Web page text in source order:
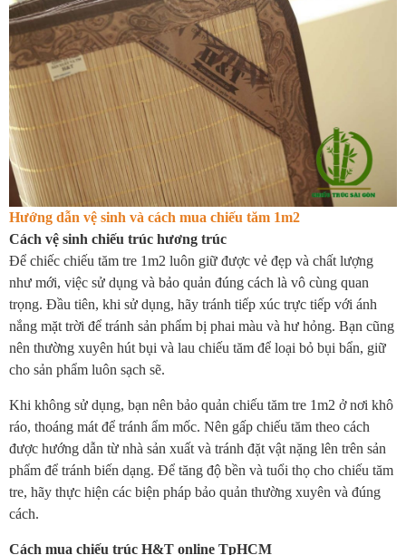
Hướng dẫn vệ sinh và cách mua chiếu tăm 1m2
Cách vệ sinh chiếu trúc hương trúc
Để chiếc chiếu tăm tre 1m2 luôn giữ được vẻ đẹp và chất lượng
như mới, việc sử dụng và bảo quản đúng cách là vô cùng quan
trọng. Đầu tiên, khi sử dụng, hãy tránh tiếp xúc trực tiếp với ánh
nắng mặt trời để tránh sản phẩm bị phai màu và hư hỏng. Bạn cũng
nên thường xuyên hút bụi và lau chiếu tăm để loại bỏ bụi bẩn, giữ
cho sản phẩm luôn sạch sẽ.
Khi không sử dụng, bạn nên bảo quản chiếu tăm tre 1m2 ở nơi khô
ráo, thoáng mát để tránh ẩm mốc. Nên gấp chiếu tăm theo cách
được hướng dẫn từ nhà sản xuất và tránh đặt vật nặng lên trên sản
phẩm để tránh biến dạng. Để tăng độ bền và tuổi thọ cho chiếu tăm
tre, hãy thực hiện các biện pháp bảo quản thường xuyên và đúng
cách.
Cách mua chiếu trúc H&T online TpHCM